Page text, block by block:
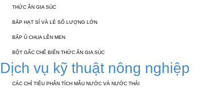
THỨC ĂN GIA SÚC
BẮP HẠT SỈ VÀ LẺ SỐ LƯỢNG LỚN
BẮP Ủ CHUA LÊN MEN
BỘT GẤC CHẾ BIẾN THỨC ĂN GIA SÚC
Dịch vụ kỹ thuật nông nghiệp
CÁC CHỈ TIÊU PHÂN TÍCH MẪU NƯỚC VÀ NƯỚC THẢI